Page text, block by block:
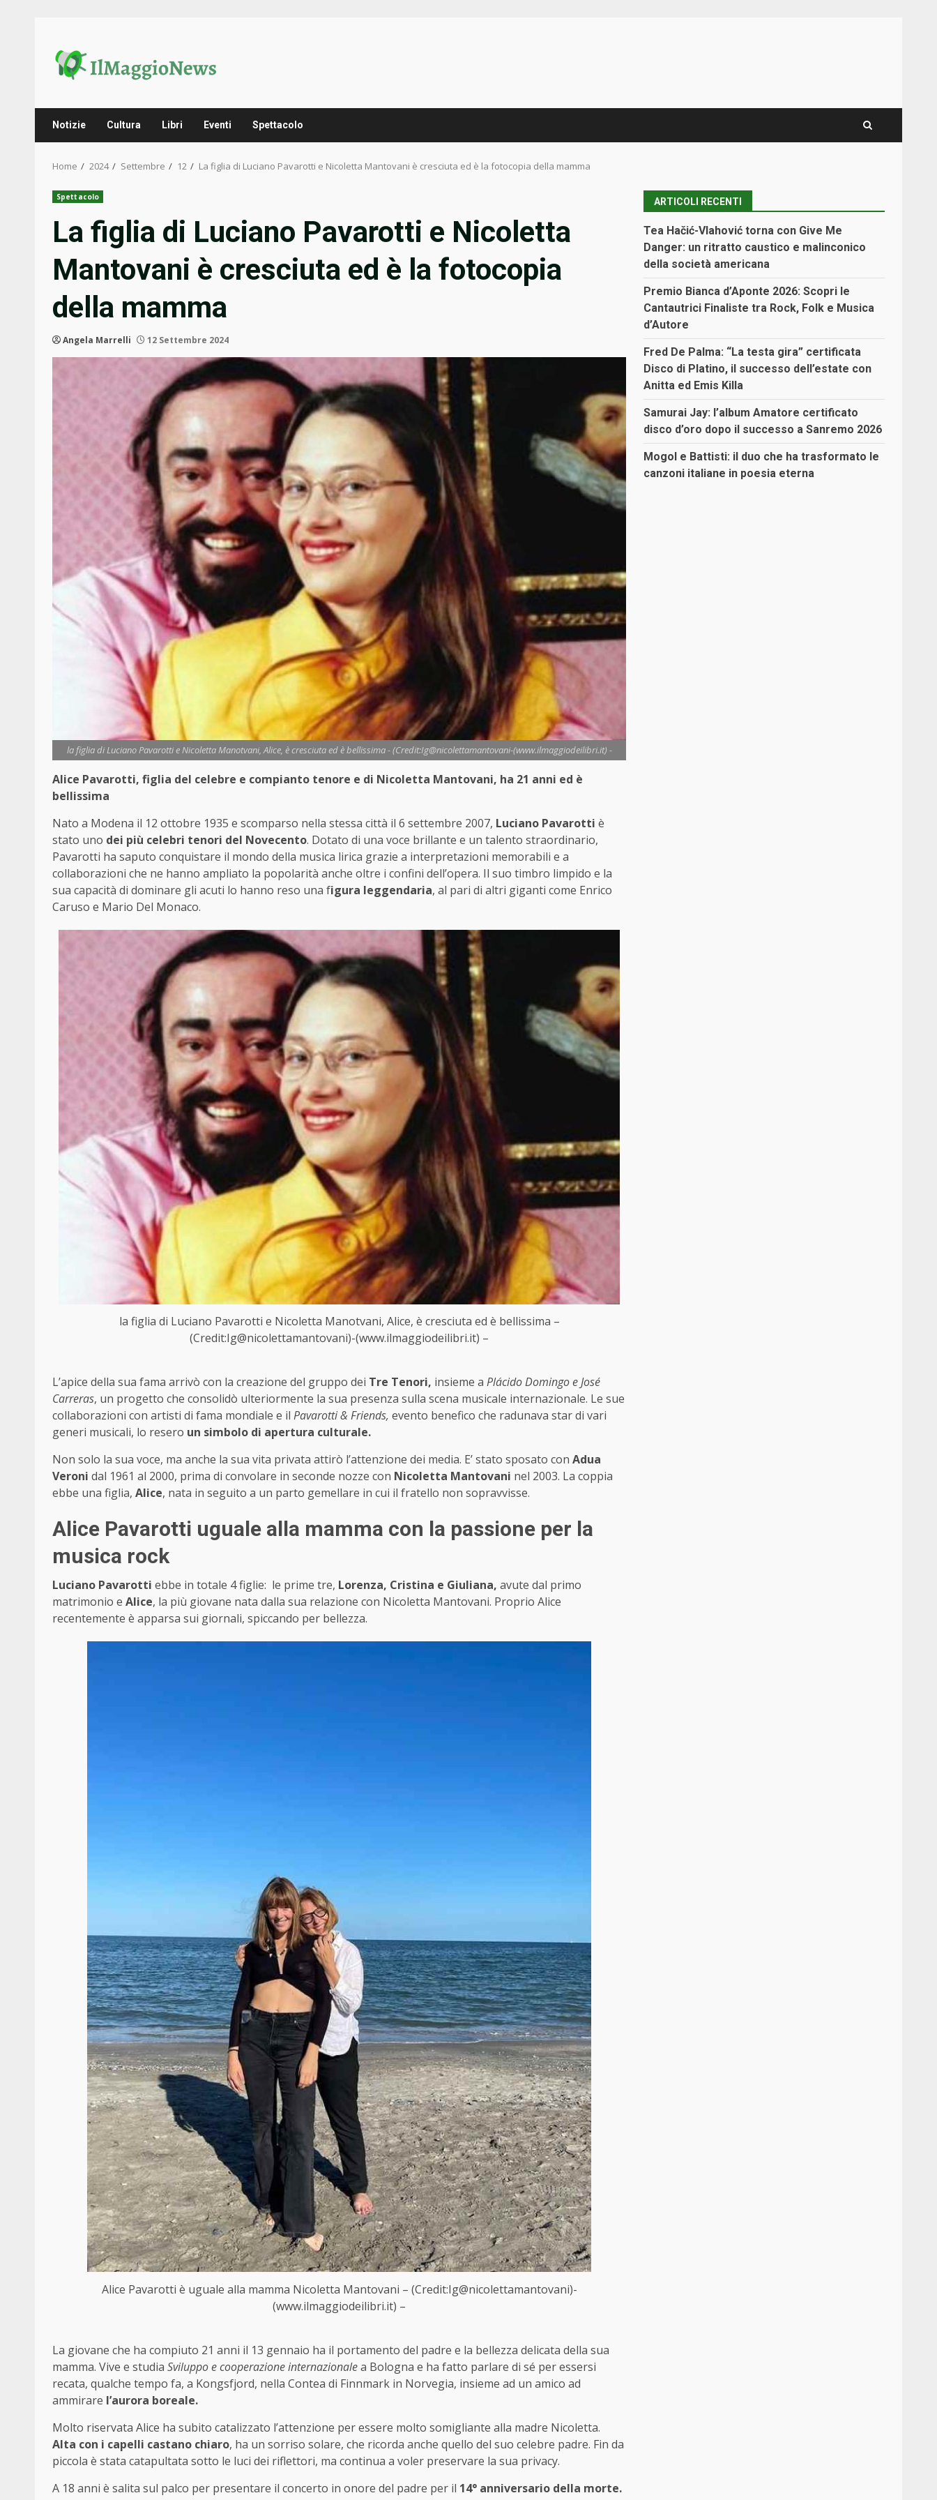
content
Notizie Cultura Libri Eventi Spettacolo
Home 2024 Settembre 12 La figlia di Luciano Pavarotti e Nicoletta Mantovani è cresciuta ed è la fotocopia della mamma
Spettacolo
La figlia di Luciano Pavarotti e Nicoletta
Mantovani è cresciuta ed è la fotocopia
della mamma
Angela Marrelli 12 Settembre 2024
la figlia di Luciano Pavarotti e Nicoletta Manotvani, Alice, è cresciuta ed è bellissima - (Credit:Ig@nicolettamantovani-(www.ilmaggiodeilibri.it) -
Alice Pavarotti, figlia del celebre e compianto tenore e di Nicoletta Mantovani, ha 21 anni ed è
bellissima
Nato a Modena il 12 ottobre 1935 e scomparso nella stessa città il 6 settembre 2007, Luciano Pavarotti è
stato uno dei più celebri tenori del Novecento. Dotato di una voce brillante e un talento straordinario,
Pavarotti ha saputo conquistare il mondo della musica lirica grazie a interpretazioni memorabili e a
collaborazioni che ne hanno ampliato la popolarità anche oltre i confini dell’opera. Il suo timbro limpido e la
sua capacità di dominare gli acuti lo hanno reso una figura leggendaria, al pari di altri giganti come Enrico
Caruso e Mario Del Monaco.
la figlia di Luciano Pavarotti e Nicoletta Manotvani, Alice, è cresciuta ed è bellissima –
(Credit:Ig@nicolettamantovani)-(www.ilmaggiodeilibri.it) –
L’apice della sua fama arrivò con la creazione del gruppo dei Tre Tenori, insieme a Plácido Domingo e José
Carreras, un progetto che consolidò ulteriormente la sua presenza sulla scena musicale internazionale. Le sue
collaborazioni con artisti di fama mondiale e il Pavarotti & Friends, evento benefico che radunava star di vari
generi musicali, lo resero un simbolo di apertura culturale.
Non solo la sua voce, ma anche la sua vita privata attirò l’attenzione dei media. E’ stato sposato con Adua
Veroni dal 1961 al 2000, prima di convolare in seconde nozze con Nicoletta Mantovani nel 2003. La coppia
ebbe una figlia, Alice, nata in seguito a un parto gemellare in cui il fratello non sopravvisse.
Alice Pavarotti uguale alla mamma con la passione per la
musica rock
Luciano Pavarotti ebbe in totale 4 figlie: le prime tre, Lorenza, Cristina e Giuliana, avute dal primo
matrimonio e Alice, la più giovane nata dalla sua relazione con Nicoletta Mantovani. Proprio Alice
recentemente è apparsa sui giornali, spiccando per bellezza.
Alice Pavarotti è uguale alla mamma Nicoletta Mantovani – (Credit:Ig@nicolettamantovani)-
(www.ilmaggiodeilibri.it) –
La giovane che ha compiuto 21 anni il 13 gennaio ha il portamento del padre e la bellezza delicata della sua
mamma. Vive e studia Sviluppo e cooperazione internazionalea Bologna e ha fatto parlare di sé per essersi
recata, qualche tempo fa, a Kongsfjord, nella Contea di Finnmark in Norvegia, insieme ad un amico ad
ammirare l’aurora boreale.
Molto riservata Alice ha subito catalizzato l’attenzione per essere molto somigliante alla madre Nicoletta.
Alta con i capelli castano chiaro, ha un sorriso solare, che ricorda anche quello del suo celebre padre. Fin da
piccola è stata catapultata sotto le luci dei riflettori, ma continua a voler preservare la sua privacy.
A 18 anni è salita sul palco per presentare il concerto in onore del padre per il 14° anniversario della morte.
ARTICOLI RECENTI
Tea Hačić-Vlahović torna con Give Me
Danger: un ritratto caustico e malinconico
della società americana
Premio Bianca d’Aponte 2026: Scopri le
Cantautrici Finaliste tra Rock, Folk e Musica
d’Autore
Fred De Palma: “La testa gira” certificata
Disco di Platino, il successo dell’estate con
Anitta ed Emis Killa
Samurai Jay: l’album Amatore certificato
disco d’oro dopo il successo a Sanremo 2026
Mogol e Battisti: il duo che ha trasformato le
canzoni italiane in poesia eterna